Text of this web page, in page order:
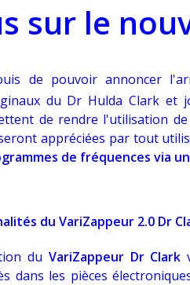
sur le
de pouvoir annoncer
du Dr Hulda Clark
de rendre l'utilisation
appréciées par tout
de fréquences via
du VariZappeur 2.0 Dr
du VariZappeur Dr Clark
dans les pièces